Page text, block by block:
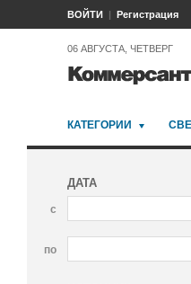
ВОЙТИ Регистрация
06 АВГУСТА, ЧЕТВЕРГ
КАТЕГОРИИ
ДАТА
с
по